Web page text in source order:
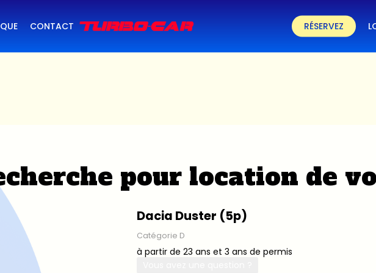
CONTACT RÉSERVEZ
pour location de
Dacia Duster (5p)
Catégorie D
à partir de 23 ans et 3 ans de permis